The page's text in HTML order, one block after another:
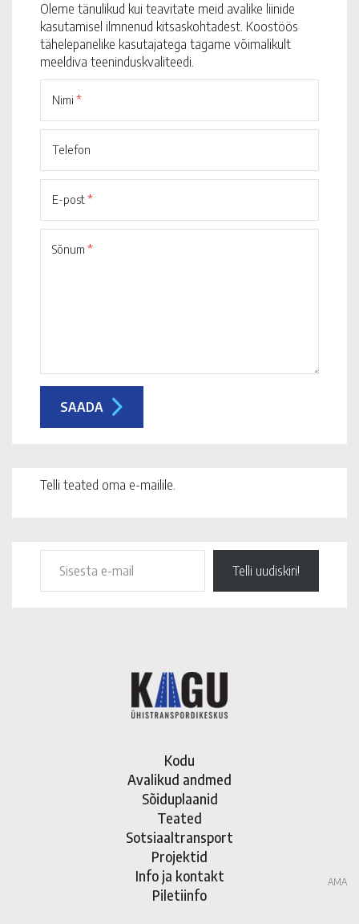
Oleme tänulikud kui teavitate meid avalike liinide
kasutamisel ilmnenud kitsaskohtadest. Koostöös
tähelepanelike kasutajatega tagame võimalikult
meeldiva teeninduskvaliteedi.
Nimi *
Telefon
E-post*
Sõnum *
Telli teated oma e-mailile.
Telli uudiskiri!
Kodu
Avalikud andmed
Sõiduplaanid
Teated
Sotsiaaltransport
Projektid
Info ja kontakt
Piletiinfo
AMA